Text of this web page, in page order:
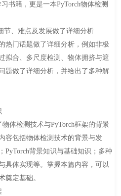
书籍，更是一本PyTorch物体检测
、难点及发展做了详细分析
门话题做了详细分析，例如非极
拟合、多尺度检测、物体拥挤与遮
题做了详细分析，并给出了多种解
体检测技术与PyTorch框架的背景
容包括物体检测技术的背景与发
PyTorch背景知识与基础知识；多种
具体实现等。掌握本篇内容，可以
奠定基础。